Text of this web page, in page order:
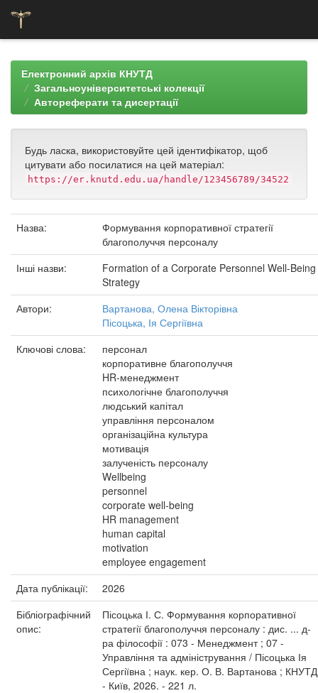
navigationЕлектронний архів КНУТД
Загальноуніверситетські колекції
Автореферати та дисертації
Будь ласка, використовуйте цей ідентифікатор, щоб
цитувати або посилатися на цей матеріал:
https://er.knutd.edu.ua/handle/123456789/34522
Назва:
Формування корпоративної стратегії
благополуччя персоналу
Інші назви:
Formation of a Corporate Personnel Well-Being
Strategy
Автори:
Вартанова, Олена Вікторівна
Пісоцька, Ія Сергіївна
Ключові слова:
персонал
корпоративне благополуччя
HR-менеджмент
психологічне благополуччя
людський капітал
управління персоналом
організаційна культура
мотивація
залученість персоналу
Wellbeing
personnel
corporate well-being
HR management
human capital
motivation
employee engagement
Дата публікації:
2026
Бібліографічний
опис:
Пісоцька І. С. Формування корпоративної
стратегії благополуччя персоналу : дис. ... д-
ра філософії : 073 - Менеджмент ; 07 -
Управління та адміністрування / Пісоцька Ія
Сергіївна ; наук. кер. О. В. Вартанова ;
- Київ, 2026. - 221 л.